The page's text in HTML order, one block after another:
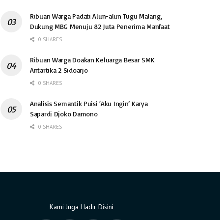
Ribuan Warga Padati Alun-alun Tugu Malang,
Dukung MBG Menuju 82 Juta Penerima Manfaat
0 SHARES
Ribuan Warga Doakan Keluarga Besar SMK
Antartika 2 Sidoarjo
0 SHARES
Analisis Semantik Puisi ‘Aku Ingin’ Karya
Sapardi Djoko Damono
0 SHARES
Kami Juga Hadir Disini